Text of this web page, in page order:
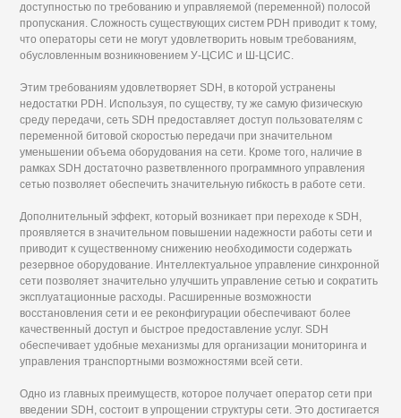
доступностью по требованию и управляемой (переменной) полосой
пропускания. Сложность существующих систем PDH приводит к тому,
что операторы сети не могут удовлетворить новым требованиям,
обусловленным возникновением У-ЦСИС и Ш-ЦСИС.
Этим требованиям удовлетворяет SDH, в которой устранены
недостатки PDH. Используя, по существу, ту же самую физическую
среду передачи, сеть SDH предоставляет доступ пользователям с
переменной битовой скоростью передачи при значительном
уменьшении объема оборудования на сети. Кроме того, наличие в
рамках SDH достаточно разветвленного программного управления
сетью позволяет обеспечить значительную гибкость в работе сети.
Дополнительный эффект, который возникает при переходе к SDH,
проявляется в значительном повышении надежности работы сети и
приводит к существенному снижению необходимости содержать
резервное оборудование. Интеллектуальное управление синхронной
сети позволяет значительно улучшить управление сетью и сократить
эксплуатационные расходы. Расширенные возможности
восстановления сети и ее реконфигурации обеспечивают более
качественный доступ и быстрое предоставление услуг. SDH
обеспечивает удобные механизмы для организации мониторинга и
управления транспортными возможностями всей сети.
Одно из главных преимуществ, которое получает оператор сети при
введении SDH, состоит в упрощении структуры сети. Это достигается